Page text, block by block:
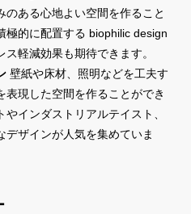
のある心地よい空間を作ること
極的に配置する biophilic design
軽減効果も期待できます。
壁紙や床材、照明などを工夫す
表現した空間を作ることができ
インダストリアルテイスト、
ザインが人気を集めていま